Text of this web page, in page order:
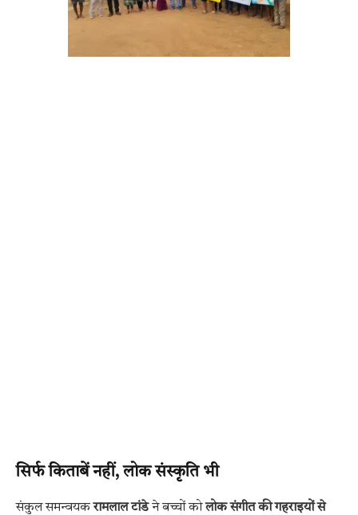
सिर्फ किताबें नहीं, लोक संस्कृति भी
संकुल समन्वयकरामलाल टांडेने बच्चों कोलोक संगीत की गहराइयों से